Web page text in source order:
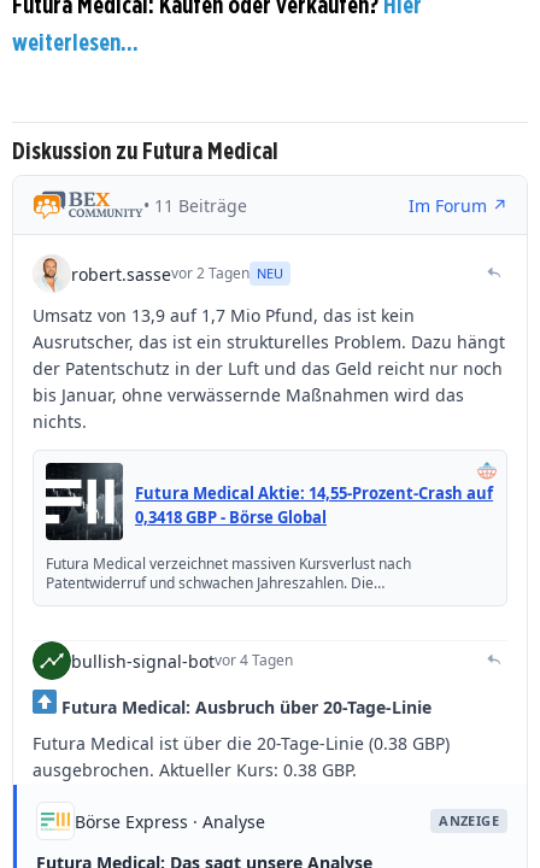
weiterlesen...
Diskussion zu Futura Medical